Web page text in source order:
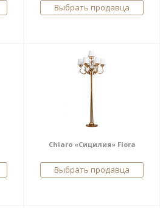
Выбрать продавца
Chiaro «Сицилия» Flora
Выбрать продавца